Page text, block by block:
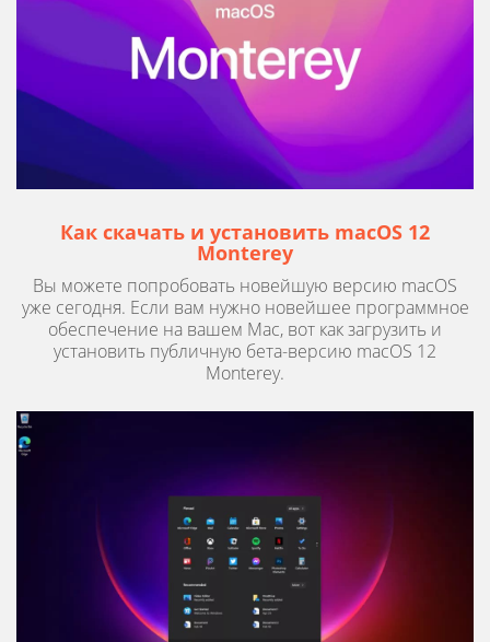
Как скачать и установить macOS 12
Monterey
Вы можете попробовать новейшую версию macOS
уже сегодня. Если вам нужно новейшее программное
обеспечение на вашем Mac, вот как загрузить и
установить публичную бета-версию macOS 12
Monterey.